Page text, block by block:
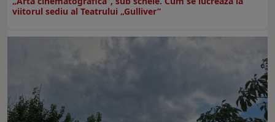
viitorul sediu al Teatrului „Gulliver”